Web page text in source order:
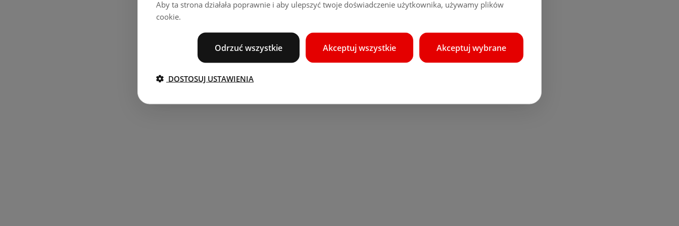
Aby ta strona działała poprawnie i aby ulepszyć twoje doświadczenie użytkownika, używamy plików
cookie.
Akceptuj wybrane
Akceptuj wszystkie
Odrzuć wszystkie
DOSTOSUJ USTAWIENIA